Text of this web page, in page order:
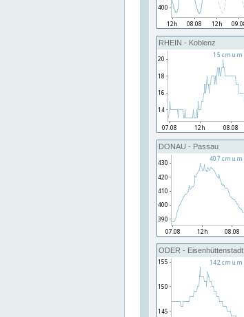
RHEIN - Koblenz
DONAU - Passau
ODER - Eisenhüttenstadt